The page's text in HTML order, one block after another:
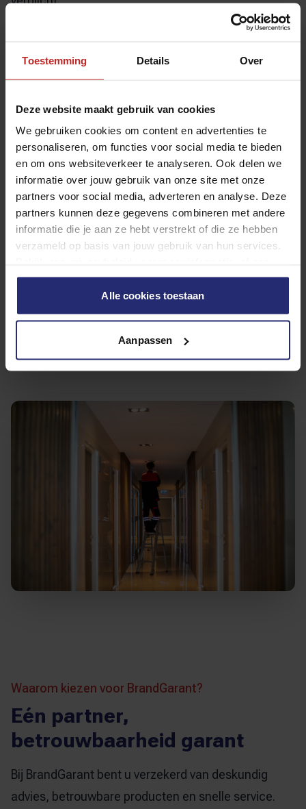
Toestemming Details Over
Deze website maakt gebruik van cookies
We gebruiken cookies om content en advertenties te
personaliseren, om functies voor social media te bieden
en om ons websiteverkeer te analyseren. Ook delen we
informatie over jouw gebruik van onze site met onze
partners voor social media, adverteren en analyse. Deze
partners kunnen deze gegevens combineren met andere
informatie die je aan ze hebt verstrekt of die ze hebben
verzameld op basis van jouw gebruik van hun services.
cookiebeleid om je cookievoorkeuren aan te passen.
Alle cookies toestaan
Aanpassen
Wij voeren jaarlijks een volledige controle uit waarbij
batterijen controleren en indien nodig vervangen, de
verwijderen, en controleren of de montage nog
stevig zit en de melder niet beschadigd is.
Na de controle ontvangt u een digitaal rapport met
de status van alle rookmelders. Dit rapport kunt u
gebruiken bij gemeentelijke controles of voor uw
verzekering.
U hoeft nergens aan te denken. Wij plannen de
Waarom kiezen voor BrandGarant?
Eén partner,
betrouwbaarheid garant
Bij BrandGarant bent u verzekerd van deskundig
advies, betrouwbare producten en snelle service.